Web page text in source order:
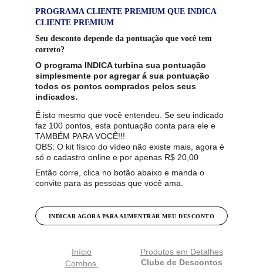
PROGRAMA CLIENTE PREMIUM QUE INDICA
CLIENTE PREMIUM
Seu desconto depende da pontuação que você tem
correto?
O programa INDICA turbina sua pontuação
simplesmente por agregar á sua pontuação
todos os pontos comprados pelos seus
indicados.
É isto mesmo que você entendeu. Se seu indicado
faz 100 pontos, esta pontuação conta para ele e
TAMBÉM PARA VOCÊ!!!
OBS: O kit físico do vídeo não existe mais, agora é
só o cadastro online e por apenas R$ 20,00
Então corre, clica no botão abaixo e manda o
convite para as pessoas que você ama.
INDICAR AGORA PARA AUMENTRAR MEU DESCONTO
Início
Clube de Descontos
Combos
Produtos em Detalhes